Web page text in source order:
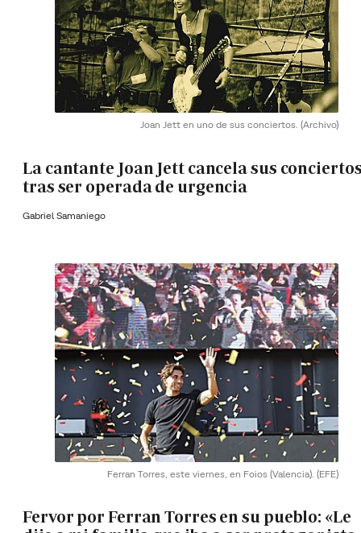
Joan Jett en uno de sus conciertos. (Archivo)
La cantante Joan Jett cancela sus
tras ser operada de urgencia
Gabriel Samaniego
Ferran Torres, este viernes, en Foios (Valencia). (EFE)
Fervor por Ferran Torres en su pueblo: «Le